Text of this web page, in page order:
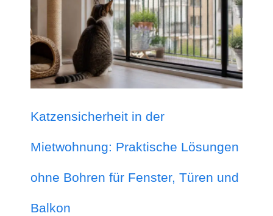
Katzensicherheit in der
Mietwohnung: Praktische Lösungen
ohne Bohren für Fenster, Türen und
Balkon